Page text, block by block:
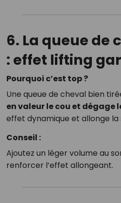
6. La queue de
: effet lifting
Pourquoi c’est top ?
Une queue de cheval bien
en valeur le cou et dégage
effet dynamique et allonge la
Conseil :
Ajoutez un léger volume au
renforcer l’effet allongeant.